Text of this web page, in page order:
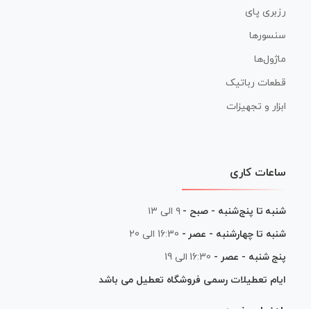
رزبری پای
سنسورها
ماژول‌ها
قطعات رباتیک
ابزار و تجهیزات
ساعات کاری
شنبه تا پنج‌شنبه - صبح - ۹ الی ۱۳
شنبه تا چهارشنبه - عصر - 16:30 الی 20
پنج شنبه - عصر - 16:30 الی 19
ایام تعطیلات رسمی فروشگاه تعطیل می باشد